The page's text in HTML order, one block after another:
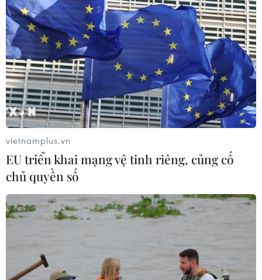
sạn được sử dụng làm nơi cách ly người nhập cảnh và
nhiều khả năng người này mắc biến thể mới của virus
SARS-CoV-2 được phát hiện ở Anh.
vietnamplus.vn
EU triển khai mạng vệ tinh riêng, củng cố
chủ quyền số